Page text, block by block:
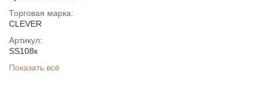
Торговая марка:
CLEVER
Артикул:
SS108к
Показать всё